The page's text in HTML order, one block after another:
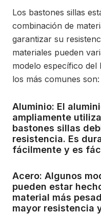
Los bastones sillas
combinación de
garantizar su
materiales pueden
modelo específico del
los más comunes son:
Aluminio: El
ampliamente
bastones sillas
resistencia. Es
fácilmente y es
Acero: Algunos
pueden estar
material más
mayor resistencia